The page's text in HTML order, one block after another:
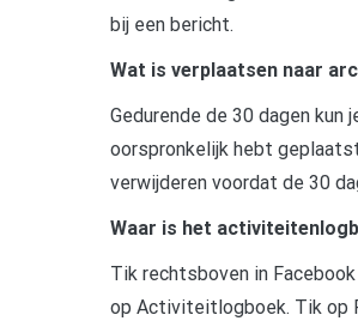
bij een bericht.
Wat is verplaatsen naar
Gedurende de 30 dagen
oorspronkelijk hebt
verwijderen voordat de 30
Waar is het
Tik rechtsboven in
op Activiteitlogboek. Tik op